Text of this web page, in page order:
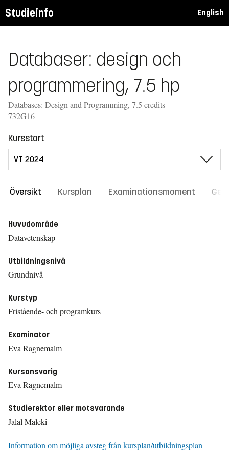
Studieinfo English
Databaser: design och
programmering, 7.5 hp
Databases: Design and Programming, 7.5 credits
732G16
Kursstart
Översikt Kursplan Examinationsmoment
Huvudområde
Datavetenskap
Utbildningsnivå
Grundnivå
Kurstyp
Fristående- och programkurs
Examinator
Eva Ragnemalm
Kursansvarig
Eva Ragnemalm
Studierektor eller motsvarande
Jalal Maleki
Information om möjliga avsteg från kursplan/utbildningsplan